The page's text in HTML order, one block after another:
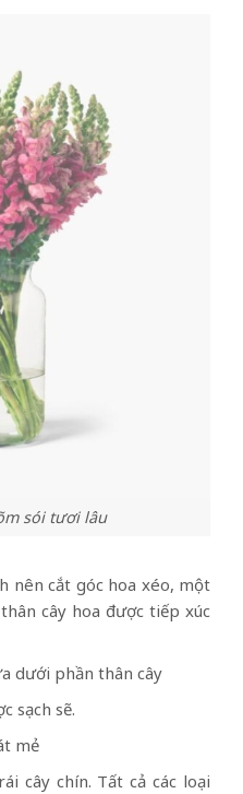
sói tươi lâu
nên cắt góc hoa xéo, một
cây hoa được tiếp xúc
dưới phần thân cây
sạch sẽ.
mẻ
cây chín. Tất cả các loại